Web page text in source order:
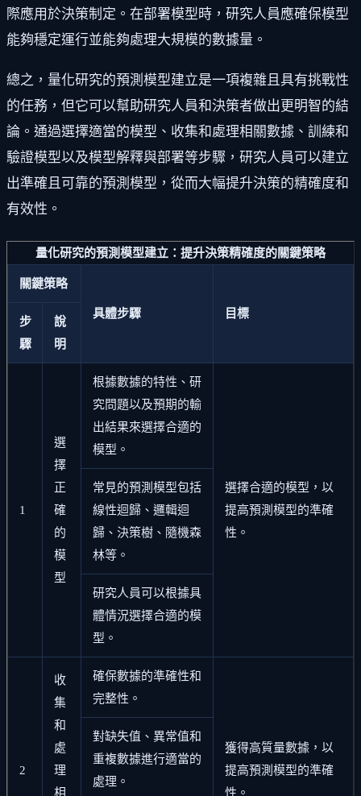
際應用於決策制定。在部署模型時，研究人員應確保模型
能夠穩定運行並能夠處理大規模的數據量。
總之，量化研究的預測模型建立是一項複雜且具有挑戰性
的任務，但它可以幫助研究人員和決策者做出更明智的結
論。通過選擇適當的模型、收集和處理相關數據、訓練和
驗證模型以及模型解釋與部署等步驟，研究人員可以建立
出準確且可靠的預測模型，從而大幅提升決策的精確度和
有效性。
量化研究的預測模型建立：提升決策精確度的關鍵策略
關鍵策略
具體步驟 目標
步
驟
說
明
1
選
擇
正
確
的
模
型
根據數據的特性、研
究問題以及預期的輸
出結果來選擇合適的
模型。
選擇合適的模型，以
提高預測模型的準確
性。
常見的預測模型包括
線性迴歸、邏輯迴
歸、決策樹、隨機森
林等。
研究人員可以根據具
體情況選擇合適的模
型。
2
收
集
和
處
理
相
確保數據的準確性和
完整性。
獲得高質量數據，以
提高預測模型的準確
性。
對缺失值、異常值和
重複數據進行適當的
處理。